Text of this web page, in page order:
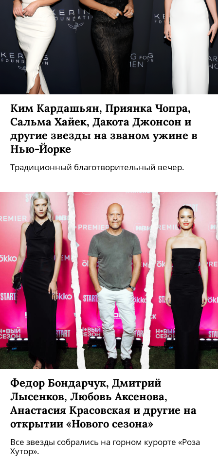
Ким Кардашьян, Приянка Чопра,
Сальма Хайек, Дакота Джонсон и
другие звезды на званом ужине в
Нью-Йорке
Федор Бондарчук, Дмитрий
Лысенков, Любовь Аксенова,
Анастасия Красовская и другие на
открытии «Нового сезона»